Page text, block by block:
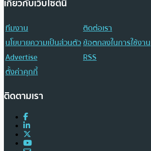
เกี่ยวกับเว็บไซต์นี้
ทีมงาน
ติดต่อเรา
นโยบายความเป็นส่วนตัวข้อตกลงในการใช้งาน
Advertise
RSS
ตั้งค่าคุกกี้
ติดตามเรา